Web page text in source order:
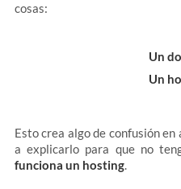
cosas:
Un
Un
Esto crea algo de confusión
a explicarlo para que no
funciona un hosting.